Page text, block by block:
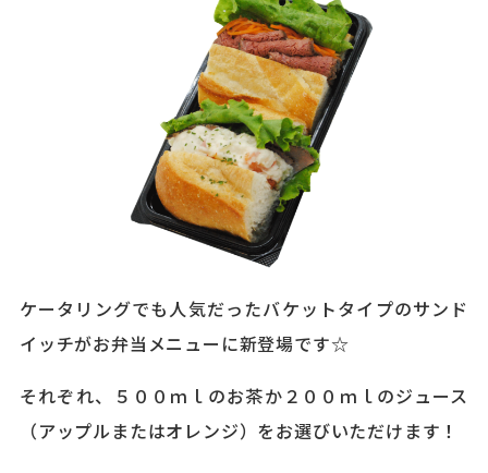
ケータリングでも人気だったバケットタイプのサンド
イッチがお弁当メニューに新登場です☆
それぞれ、５００ｍｌのお茶か２００ｍｌのジュース
（アップルまたはオレンジ）をお選びいただけます！